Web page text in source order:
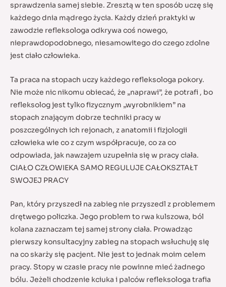
sprawdzenia samej siebie. Zresztą w ten sposób uczę się
każdego dnia mądrego życia. Każdy dzień praktyki w
zawodzie refleksologa odkrywa coś nowego,
nieprawdopodobnego, niesamowitego do czego zdolne
jest ciało człowieka.
Ta praca na stopach uczy każdego refleksologa pokory.
Nie może nic nikomu obiecać, że „naprawi”, że potrafi , bo
refleksolog jest tylko fizycznym „wyrobnikiem” na
stopach znającym dobrze techniki pracy w
poszczególnych ich rejonach, z anatomii i fizjologii
człowieka wie co z czym współpracuje, co za co
odpowiada, jak nawzajem uzupełnia się w pracy ciała.
CIAŁO CZŁOWIEKA SAMO REGULUJE CAŁOKSZTAŁT
SWOJEJ PRACY
Pan, który przyszedł na zabieg nie przyszedl z problemem
drętwego policzka. Jego problem to rwa kulszowa, ból
kolana zaznaczam tej samej strony ciała. Prowadząc
pierwszy konsultacyjny zabieg na stopach wsłuchuję się
na co skarży się pacjent. Nie jest to jednak moim celem
pracy. Stopy w czasie pracy nie powinne mieć żadnego
bólu. Jeżeli chodzenie kciuka i palców refleksologa trafia